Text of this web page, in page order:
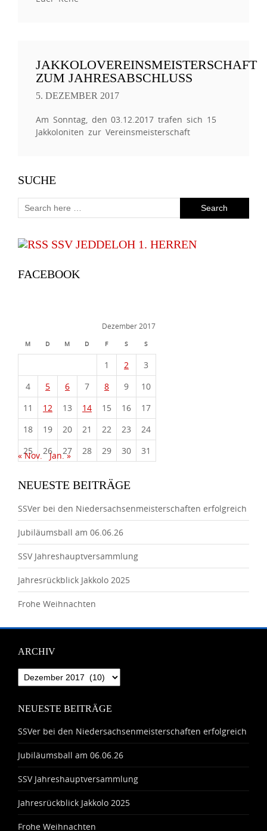
JAKKOLOVEREINSMEISTERSCHAFT
ZUM JAHRESABSCHLUSS
5. DEZEMBER 2017
Am Sonntag, den 03.12.2017 trafen sich 15
Jakkoloniten zur Vereinsmeisterschaft
SUCHE
SSV JEDDELOH 1. HERREN
FACEBOOK
Dezember 2017
M D M D F S S
1 2
3
4
5 6 7 8 9
10
11
12 13 14 15 16
17
18
19 20 21 22 23
24
25
26 27 28 29 30 31
« Nov. Jan. »
NEUESTE BEITRÄGE
SSVer bei den Niedersachsenmeisterschaften erfolgreich
Jubiläumsball am 06.06.26
SSV Jahreshauptversammlung
Jahresrückblick Jakkolo 2025
Frohe Weihnachten
ARCHIV
Archiv
NEUESTE BEITRÄGE
SSVer bei den Niedersachsenmeisterschaften erfolgreich
Jubiläumsball am 06.06.26
SSV Jahreshauptversammlung
Jahresrückblick Jakkolo 2025
Frohe Weihnachten